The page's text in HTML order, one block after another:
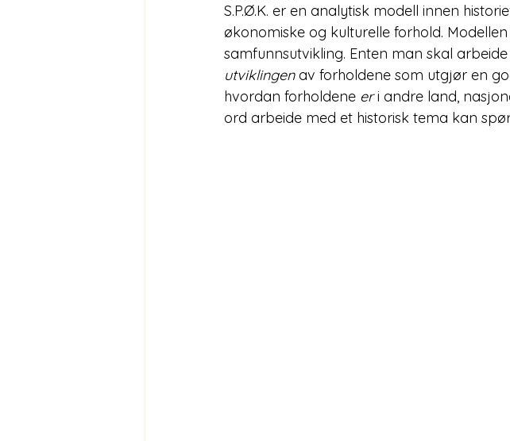
S.P.Ø.K. er en analytisk modell innen
økonomiske og kulturelle forhold.
samfunnsutvikling. Enten man skal
utviklingen av forholdene som utgjør en
hvordan forholdene er i andre land,
ord arbeide med et historisk tema kan